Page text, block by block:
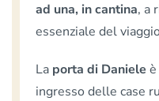
ad una, in cantina, a
essenziale del
La porta di Daniele
ingresso delle case